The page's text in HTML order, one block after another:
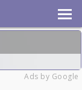
Ads by Google